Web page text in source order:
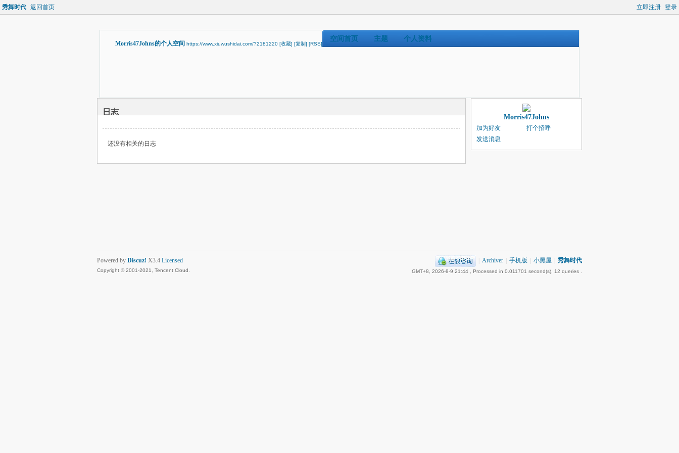
立即注册 登录
秀舞时代 返回首页
Morris47Johns的个人空间 https://www.xiuwushidai.com/?2181220 [收藏] [复制] [RSS]
空间首页 主题 个人资料
日志
还没有相关的日志
Morris47Johns
加为好友
打个招呼
发送消息
Archiver 手机版 小黑屋 秀舞时代
GMT+8, 2026-8-9 21:44 , Processed in 0.011701 second(s), 12 queries .
Powered by Discuz! X3.4 Licensed
Copyright © 2001-2021, Tencent Cloud.